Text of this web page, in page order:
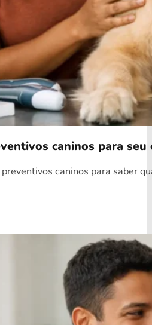
caninos para seu
caninos para saber